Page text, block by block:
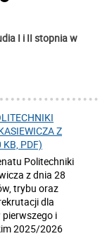
I i II stopnia w
Z
PDF)
Politechniki
z dnia 28
trybu oraz
dla
i
2025/2026